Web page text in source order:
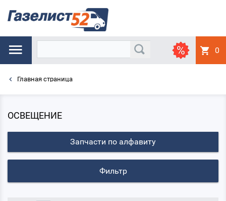
0
Главная страница
ОСВЕЩЕНИЕ
Запчасти по алфавиту
Фильтр